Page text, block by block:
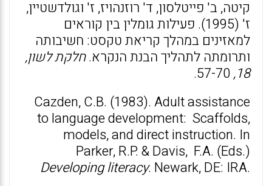
קיטה, ב' פייטלסון, ד' רוזנהויז, ז' וגולדשטיין,
ז' (1995). פעילות גומלין בין קוראים
למאזינים במהלך קריאת טקסט: חשיבותה
ותרומתה לתהליך הבנת הנקרא.חלקת לשון,
18,
Cazden, C.B. (1983). Adult assistance
to language development: Scaffolds,
models, and direct instruction. In
Parker, R.P. & Davis, F.A. (Eds.)
Developing literacy. Newark, DE: IRA.